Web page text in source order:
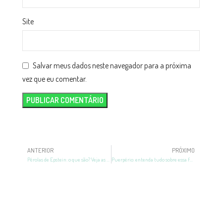
Site
Salvar meus dados neste navegador para a próxima
vez que eu comentar.
ANTERIOR PRÓXIMO
Puerpério: entenda tudo sobre essa fase após o parto